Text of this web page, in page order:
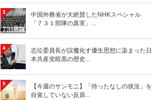
3
中国外務省が大絶賛したNHKスペシャル
「７３１部隊の真実」...
4
志位委員長が誤魔化す優生思想に染まった日
本共産党暗黒の歴史...
5
【今週のサンモニ】「待ったなしの状況」を
自覚していない反原...